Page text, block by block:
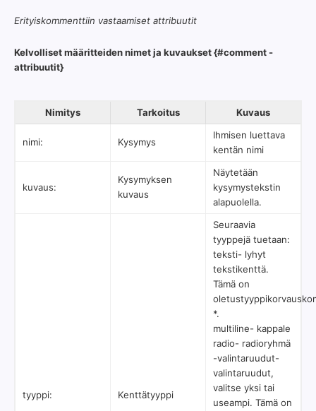
Erityiskommenttiin vastaamiset attribuutit
Kelvolliset määritteiden nimet ja kuvaukset {#comment -
attribuutit}
Nimitys Tarkoitus Kuvaus
nimi: Kysymys
Ihmisen luettava
kentän nimi
kuvaus:
Kysymyksen
kuvaus
Näytetään
kysymystekstin
alapuolella.
tyyppi: Kenttätyyppi
Seuraavia
tyyppejä tuetaan:
teksti- lyhyt
tekstikenttä.
Tämä on
*.
multiline- kappale
radio- radioryhmä
-valintaruudut-
valintaruudut,
valitse yksi tai
useampi. Tämä on